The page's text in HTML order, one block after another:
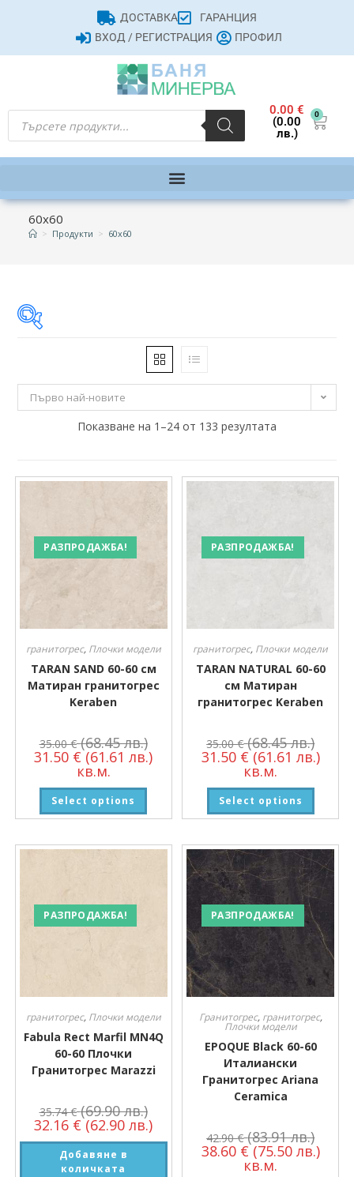
ДОСТАВКА
ГАРАНЦИЯ
ВХОД / РЕГИСТРАЦИЯ
ПРОФИЛ
0.00€
(0.00
лв.)
0
60х60
> Продукти > 60х60
16 € 51 €
25 34 42
Производител
Първо най-новите
Показване на 1–24 от 133 резултата
РАЗПРОДАЖБА!
гранитогрес, Плочки модели
TARAN SAND 60-60 см
Матиран гранитогрес
Keraben
35.00€ (68.45 лв.)
31.50 € (61.61 лв.)
кв.м.
Select options
РАЗПРОДАЖБА!
гранитогрес, Плочки модели
TARAN NATURAL 60-60
см Матиран
гранитогрес Keraben
35.00€ (68.45 лв.)
31.50 € (61.61 лв.)
кв.м.
Select options
РАЗПРОДАЖБА!
гранитогрес, Плочки модели
Fabula Rect Marfil MN4Q
60-60 Плочки
Гранитогрес Marazzi
35.74€ (69.90 лв.)
32.16 € (62.90 лв.)
Добавяне в
количката
РАЗПРОДАЖБА!
Гранитогрес, гранитогрес,
Плочки модели
EPOQUE Black 60-60
Италиански
Гранитогрес Ariana
Ceramica
42.90€ (83.91 лв.)
38.60 € (75.50 лв.)
кв.м.